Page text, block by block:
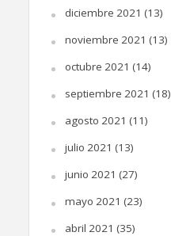
diciembre 2021 (13)
noviembre 2021 (13)
octubre 2021 (14)
septiembre 2021 (18)
agosto 2021 (11)
julio 2021 (13)
junio 2021 (27)
mayo 2021 (23)
abril 2021 (35)